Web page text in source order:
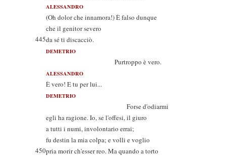
ALESSANDRO
(Oh dolor che innamora!) È falso dunque
che il genitor severo
445da sé ti discacciò.
DEMETRIO
Purtroppo è vero.
ALESSANDRO
È vero! E tu per lui...
DEMETRIO
Forse d'odiarmi
egli ha ragione. Io, se l'offesi, il giuro
a tutti i numi, involontario errai;
fu destin la mia colpa; e volli e voglio
450pria morir ch'esser reo. Ma quando a torto